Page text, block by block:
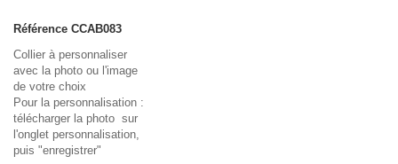
Référence CCAB083
Collier à personnaliser
avec la photo ou l'image
de votre choix
Pour la personnalisation :
télécharger la photo sur
l'onglet personnalisation,
puis "enregistrer"